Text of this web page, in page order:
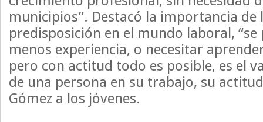
municipios”. Destacó la importancia de
predisposición en el mundo laboral,
menos experiencia, o necesitar
pero con actitud todo es posible, es el
de una persona en su trabajo, su
Gómez a los jóvenes.